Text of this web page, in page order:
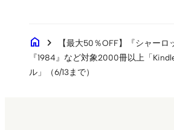
home chevron_right
【最大50％OFF】『シャーロ
『1984』など対象2000冊以上「
ル」（6/13まで）